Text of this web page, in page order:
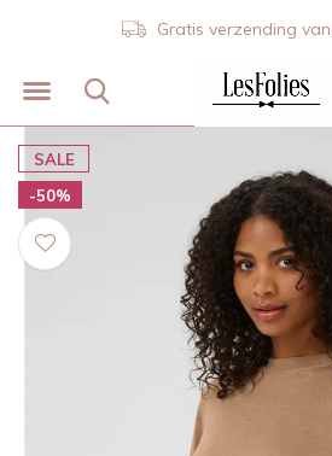
Gratis verzending
SALE
-50%